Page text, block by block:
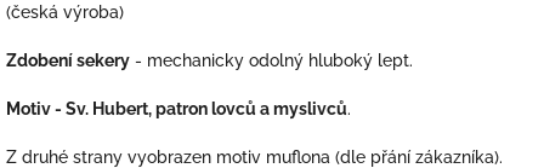
(česká výroba)
Zdobení sekery - mechanicky odolný hluboký lept.
Motiv - Sv. Hubert, patron lovců a myslivců.
Z druhé strany vyobrazen motiv muflona (dle přání zákazníka).